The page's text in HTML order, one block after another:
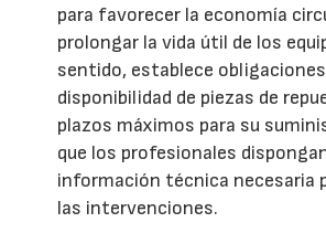
para favorecer la economía
prolongar la vida útil de los
sentido, establece
disponibilidad de piezas de
plazos máximos para su
que los profesionales
información técnica necesaria
las intervenciones.